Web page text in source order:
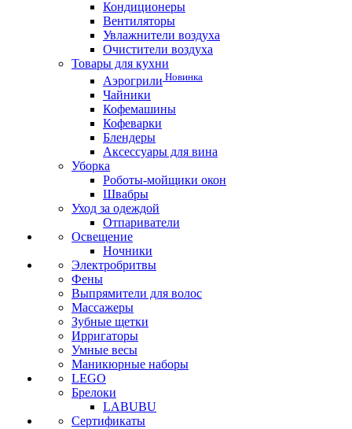
Кондиционеры
Вентиляторы
Увлажнители воздуха
Очистители воздуха
Товары для кухни
Аэрогрили Новинка
Чайники
Кофемашины
Кофеварки
Блендеры
Аксессуары для вина
Уборка
Роботы-мойщики окон
Швабры
Уход за одеждой
Отпариватели
Освещение
Ночники
Электробритвы
Фены
Выпрямители для волос
Массажеры
Зубные щетки
Ирригаторы
Умные весы
Маникюрные наборы
LEGO
Брелоки
LABUBU
Сертификаты